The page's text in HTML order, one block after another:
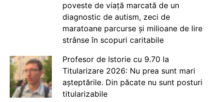
poveste de viață marcată de un
diagnostic de autism, zeci de
maratoane parcurse și milioane de lire
strânse în scopuri caritabile
Profesor de Istorie cu 9.70 la
Titularizare 2026: Nu prea sunt mari
așteptările. Din păcate nu sunt posturi
titularizabile